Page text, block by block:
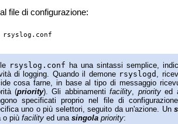
file di configurazione:
rsyslog.conf ha una sintassi semplice,
di logging. Quando il demone rsyslogd
,
cosa farne, in base al tipo di messaggio
(priority). Gli abbinamentifacility priorityed
specificati proprio nel file di
uno o più selettori, seguito da un'azione. Un
o più facilityed una singola priority: